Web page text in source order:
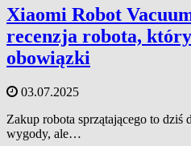
Xiaomi Robot
recenzja robota,
obowiązki
03.07.2025
Zakup robota sprzątającego to
wygody, ale…